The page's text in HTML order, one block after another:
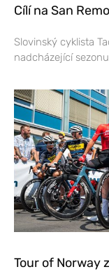
Cílí na San
Slovinský cyklista
nadcházející
Tour of Norway